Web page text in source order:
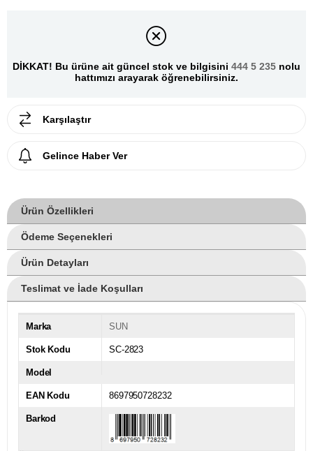
DİKKAT! Bu ürüne ait güncel stok ve bilgisini 444 5 235 nolu
hattımızı arayarak öğrenebilirsiniz.
Karşılaştır
Gelince Haber Ver
Ürün Özellikleri
Ödeme Seçenekleri
Ürün Detayları
Teslimat ve İade Koşulları
Marka SUN
Stok Kodu SC-2823
Model
EAN Kodu 8697950728232
Barkod